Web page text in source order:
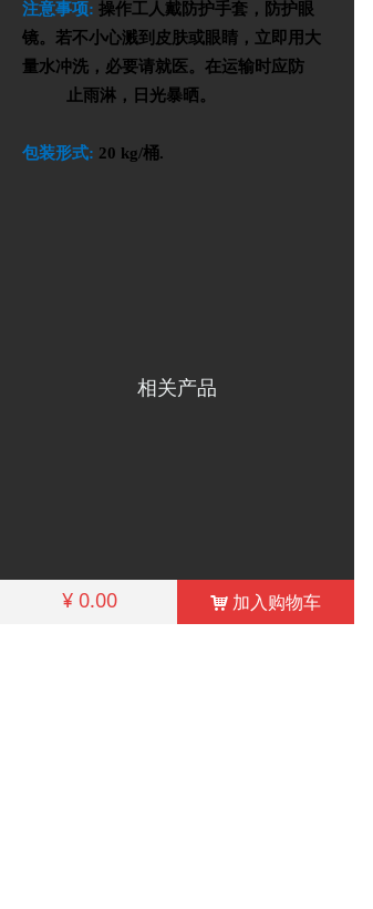
注意事项: 操作工人戴防护手套，防护眼
镜。若不小心溅到皮肤或眼睛，立即用大
量水冲洗，必要请就医。在运输时应防
止雨淋，日光暴晒。
包装形式: 20 kg/桶.
相关产品
¥ 0.00 낙 加入购物车